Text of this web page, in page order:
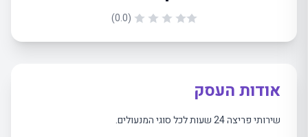
(0.0)
אודות העסק
שירותי פריצה 24 שעות לכל סוגי המנעולים.